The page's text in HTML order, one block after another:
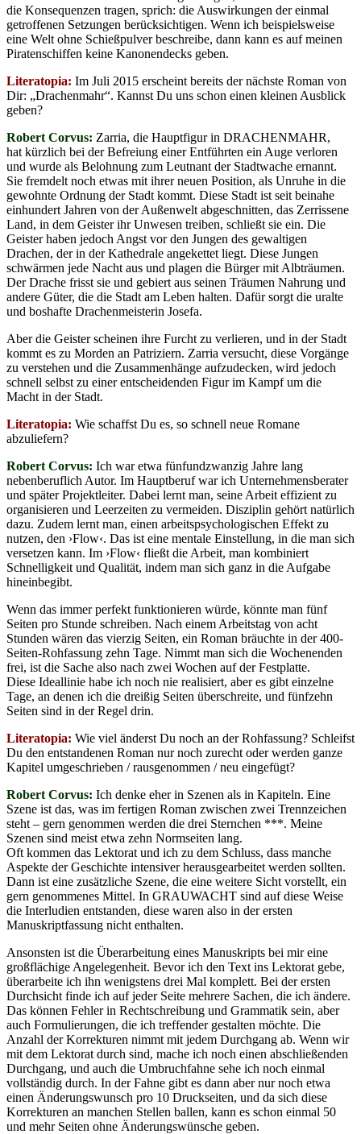
die Konsequenzen tragen, sprich: die Auswirkungen der einmal
getroffenen Setzungen berücksichtigen. Wenn ich beispielsweise
eine Welt ohne Schießpulver beschreibe, dann kann es auf meinen
Piratenschiffen keine Kanonendecks geben.
Literatopia: Im Juli 2015 erscheint bereits der nächste Roman von
Dir: „Drachenmahr“. Kannst Du uns schon einen kleinen Ausblick
geben?
Robert Corvus: Zarria, die Hauptfigur in DRACHENMAHR,
hat kürzlich bei der Befreiung einer Entführten ein Auge verloren
und wurde als Belohnung zum Leutnant der Stadtwache ernannt.
Sie fremdelt noch etwas mit ihrer neuen Position, als Unruhe in die
gewohnte Ordnung der Stadt kommt. Diese Stadt ist seit beinahe
einhundert Jahren von der Außenwelt abgeschnitten, das Zerrissene
Land, in dem Geister ihr Unwesen treiben, schließt sie ein. Die
Geister haben jedoch Angst vor den Jungen des gewaltigen
Drachen, der in der Kathedrale angekettet liegt. Diese Jungen
schwärmen jede Nacht aus und plagen die Bürger mit Albträumen.
Der Drache frisst sie und gebiert aus seinen Träumen Nahrung und
andere Güter, die die Stadt am Leben halten. Dafür sorgt die uralte
und boshafte Drachenmeisterin Josefa.
Aber die Geister scheinen ihre Furcht zu verlieren, und in der Stadt
kommt es zu Morden an Patriziern. Zarria versucht, diese Vorgänge
zu verstehen und die Zusammenhänge aufzudecken, wird jedoch
schnell selbst zu einer entscheidenden Figur im Kampf um die
Macht in der Stadt.
Literatopia: Wie schaffst Du es, so schnell neue Romane
abzuliefern?
Robert Corvus: Ich war etwa fünfundzwanzig Jahre lang
nebenberuflich Autor. Im Hauptberuf war ich Unternehmensberater
und später Projektleiter. Dabei lernt man, seine Arbeit effizient zu
organisieren und Leerzeiten zu vermeiden. Disziplin gehört natürlich
dazu. Zudem lernt man, einen arbeitspsychologischen Effekt zu
nutzen, den ›Flow‹. Das ist eine mentale Einstellung, in die man sich
versetzen kann. Im ›Flow‹ fließt die Arbeit, man kombiniert
Schnelligkeit und Qualität, indem man sich ganz in die Aufgabe
hineinbegibt.
Wenn das immer perfekt funktionieren würde, könnte man fünf
Seiten pro Stunde schreiben. Nach einem Arbeitstag von acht
Stunden wären das vierzig Seiten, ein Roman bräuchte in der 400-
Seiten-Rohfassung zehn Tage. Nimmt man sich die Wochenenden
frei, ist die Sache also nach zwei Wochen auf der Festplatte.
Diese Ideallinie habe ich noch nie realisiert, aber es gibt einzelne
Tage, an denen ich die dreißig Seiten überschreite, und fünfzehn
Seiten sind in der Regel drin.
Literatopia: Wie viel änderst Du noch an der Rohfassung? Schleifst
Du den entstandenen Roman nur noch zurecht oder werden ganze
Kapitel umgeschrieben / rausgenommen / neu eingefügt?
Robert Corvus: Ich denke eher in Szenen als in Kapiteln. Eine
Szene ist das, was im fertigen Roman zwischen zwei Trennzeichen
steht – gern genommen werden die drei Sternchen ***. Meine
Szenen sind meist etwa zehn Normseiten lang.
Oft kommen das Lektorat und ich zu dem Schluss, dass manche
Aspekte der Geschichte intensiver herausgearbeitet werden sollten.
Dann ist eine zusätzliche Szene, die eine weitere Sicht vorstellt, ein
gern genommenes Mittel. In GRAUWACHT sind auf diese Weise
die Interludien entstanden, diese waren also in der ersten
Manuskriptfassung nicht enthalten.
Ansonsten ist die Überarbeitung eines Manuskripts bei mir eine
großflächige Angelegenheit. Bevor ich den Text ins Lektorat gebe,
überarbeite ich ihn wenigstens drei Mal komplett. Bei der ersten
Durchsicht finde ich auf jeder Seite mehrere Sachen, die ich ändere.
Das können Fehler in Rechtschreibung und Grammatik sein, aber
auch Formulierungen, die ich treffender gestalten möchte. Die
Anzahl der Korrekturen nimmt mit jedem Durchgang ab. Wenn wir
mit dem Lektorat durch sind, mache ich noch einen abschließenden
Durchgang, und auch die Umbruchfahne sehe ich noch einmal
vollständig durch. In der Fahne gibt es dann aber nur noch etwa
einen Änderungswunsch pro 10 Druckseiten, und da sich diese
Korrekturen an manchen Stellen ballen, kann es schon einmal 50
und mehr Seiten ohne Änderungswünsche geben.